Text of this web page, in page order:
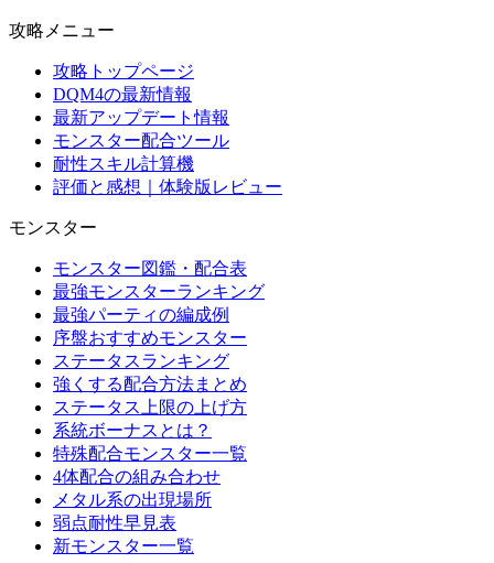
攻略メニュー
攻略トップページ
DQM4の最新情報
最新アップデート情報
モンスター配合ツール
耐性スキル計算機
評価と感想｜体験版レビュー
モンスター
モンスター図鑑・配合表
最強モンスターランキング
最強パーティの編成例
序盤おすすめモンスター
ステータスランキング
強くする配合方法まとめ
ステータス上限の上げ方
系統ボーナスとは？
特殊配合モンスター一覧
4体配合の組み合わせ
メタル系の出現場所
弱点耐性早見表
新モンスター一覧